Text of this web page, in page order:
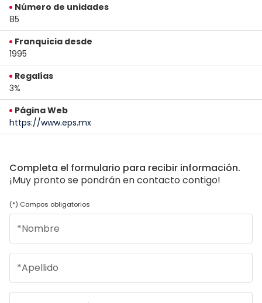
Número de unidades
85
Franquicia desde
1995
Regalías
3%
Página Web
https://www.eps.mx
Completa el formulario para recibir información.
¡Muy pronto se pondrán en contacto contigo!
(*) Campos obligatorios